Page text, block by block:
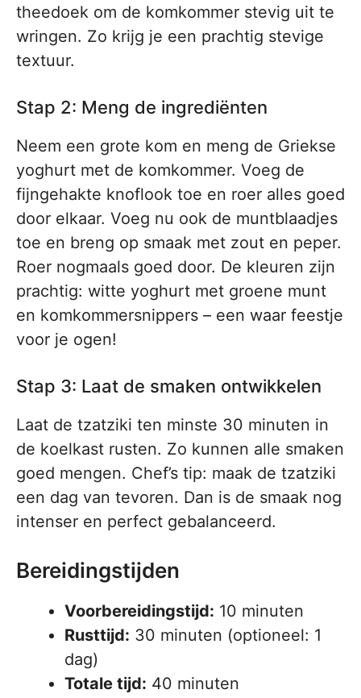
theedoek om de komkommer stevig uit te
wringen. Zo krijg je een prachtig stevige
textuur.
Stap 2: Meng de ingrediënten
Neem een grote kom en meng de Griekse
yoghurt met de komkommer. Voeg de
fijngehakte knoflook toe en roer alles goed
door elkaar. Voeg nu ook de muntblaadjes
toe en breng op smaak met zout en peper.
Roer nogmaals goed door. De kleuren zijn
prachtig: witte yoghurt met groene munt
en komkommersnippers – een waar feestje
voor je ogen!
Stap 3: Laat de smaken ontwikkelen
Laat de tzatziki ten minste 30 minuten in
de koelkast rusten. Zo kunnen alle smaken
goed mengen. Chef’s tip: maak de tzatziki
een dag van tevoren. Dan is de smaak nog
intenser en perfect gebalanceerd.
Bereidingstijden
Voorbereidingstijd: 10 minuten
Rusttijd: 30 minuten (optioneel: 1
dag)
Totale tijd: 40 minuten